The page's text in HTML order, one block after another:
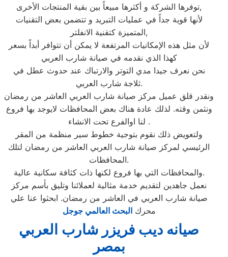
توفرها الشركة و أكثرها مبيعاً بين بقية المنتجات الأخرى,
لأنها قوية جداً في عمليات التبريد و تتضمن بعض التقنيات
المتميزة كتقنية الانفلتر,
لأن مثل هذه الإمكانيات المرتفعة لا يمكن أن تتوافر أبداً بسعر
كهذا الذي نقدمه في صيانة شارب العربي
نحن نعرف جيدا مدي التوتر والارتباك عند حدوث عطل في
ثلاجة شارب العربي.
ونقدر قلق عميل مركز صيانة شارب العربي العاشر من رمضان
ونثمن وقته. لذلك عادة هناك بعض المحافظات لايوجد بها فروع
لنا اوالفرع تحت الانشاء .
ولتعويض ذلك نقوم بتوجية خطوط سير منظمة من المقر
الرئيسي لمركز صيانة شارب العربي العاشر من رمضان لتلك
المحافظات.
والمحافظات التي بها فروع لكنها ذات كثافة سكانية عالية.
نعمل جاهدين لتقديم خدمة مثالية لعملائنا وتليق بأسم مركز
صيانة شارب العربي في العاشر من رمضان. ابحثوا عنا علي
محركالبحث العالمي جوجل
صيانه ديب فريزر شارب العربي
بمصر